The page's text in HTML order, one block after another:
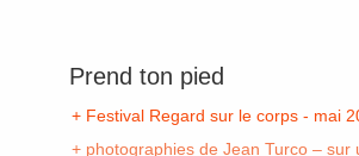
Prend ton pied
+ Festival Regard sur le corps - mai
+ photographies de Jean Turco –